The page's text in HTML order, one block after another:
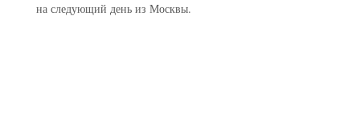
на следующий день из Москвы.